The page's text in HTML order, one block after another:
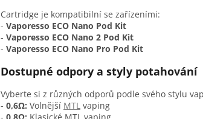
Cartridge je kompatibilní se zařízeními:
- Vaporesso ECO Nano Pod Kit
- Vaporesso ECO Nano 2 Pod Kit
- Vaporesso ECO Nano Pro Pod Kit
Dostupné odpory a styly potahování
Vyberte si z různých odporů podle svého stylu
- 0,6Ω: Volnější MTL vaping